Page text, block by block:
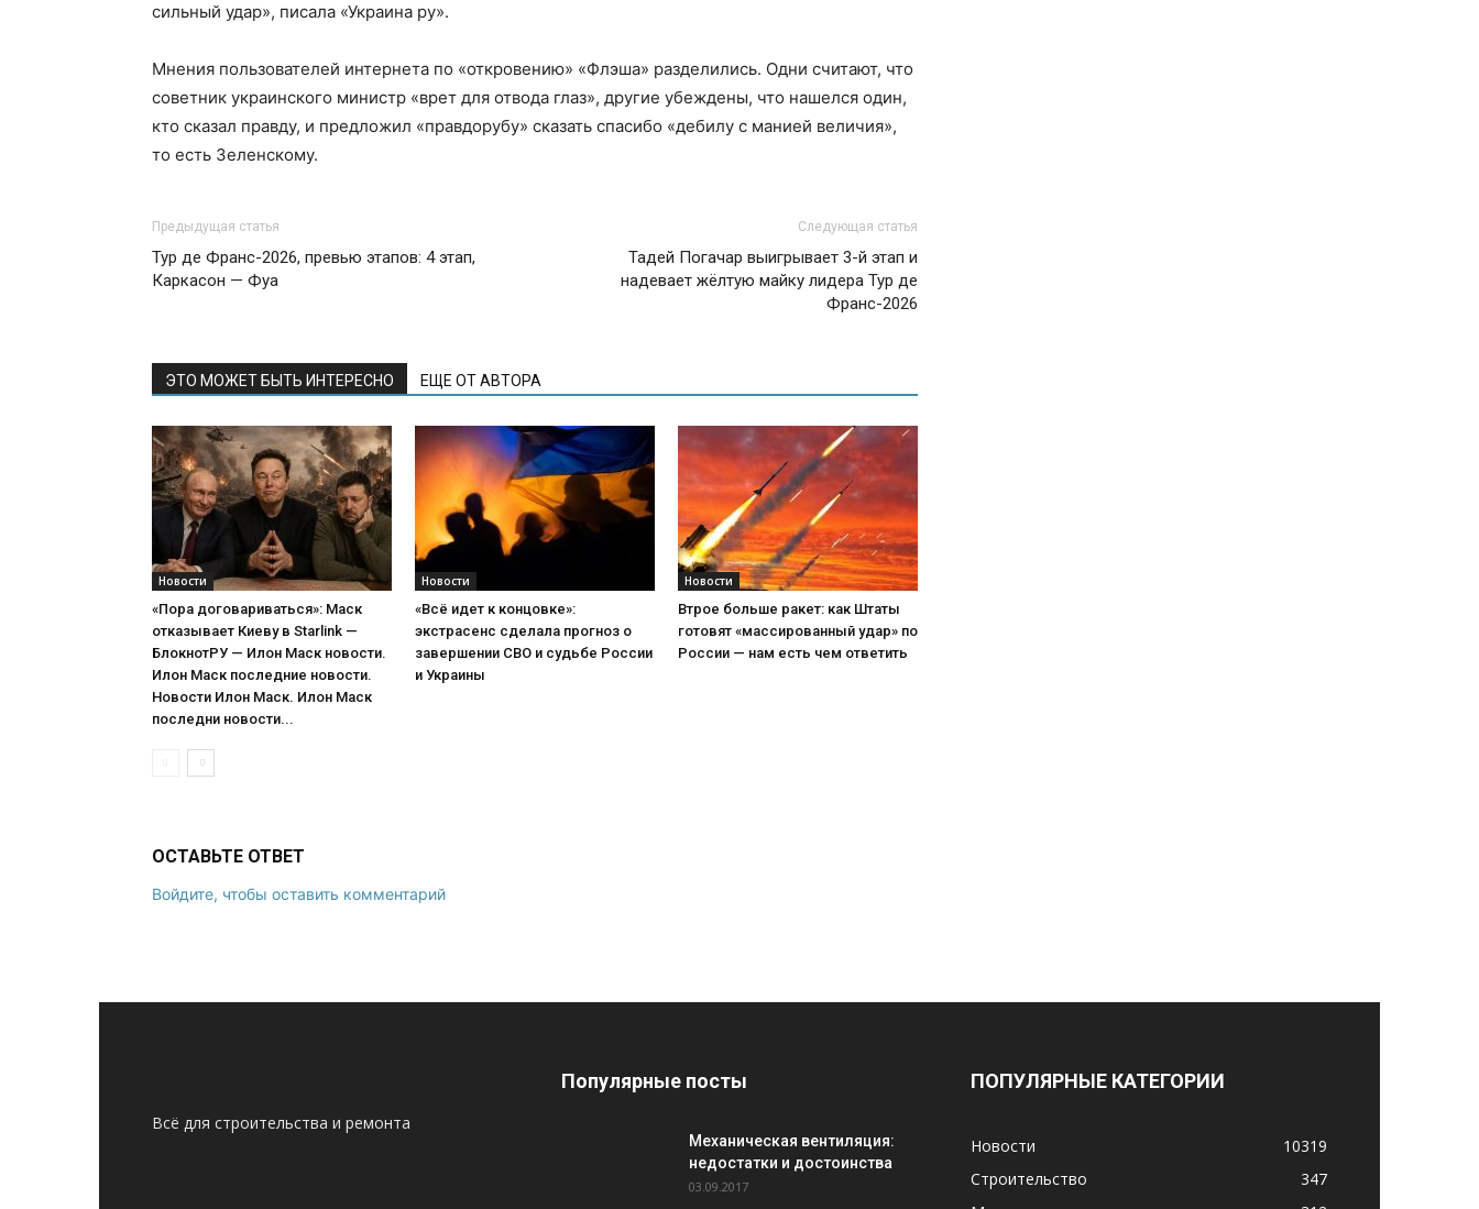
сильный удар», писала «Украина ру».
Мнения пользователей интернета по «откровению» «Флэша» разделились. Одни считают, что
советник украинского министр «врет для отвода глаз», другие убеждены, что нашелся один,
кто сказал правду, и предложил «правдорубу» сказать спасибо «дебилу с манией величия»,
то есть Зеленскому.
Предыдущая статья
Тур де Франс-2026, превью этапов: 4 этап,
Каркасон — Фуа
Следующая статья
Тадей Погачар выигрывает 3-й этап и
надевает жёлтую майку лидера Тур де
Франс-2026
ЭТО МОЖЕТ БЫТЬ ИНТЕРЕСНО ЕЩЕ ОТ АВТОРА
Новости
«Пора договариваться»: Маск
отказывает Киеву в Starlink —
БлокнотРУ — Илон Маск новости.
Илон Маск последние новости.
Новости Илон Маск. Илон Маск
последни новости...
Новости
«Всё идет к концовке»:
экстрасенс сделала прогноз о
завершении СВО и судьбе России
и Украины
Новости
Втрое больше ракет: как Штаты
готовят «массированный удар» по
России — нам есть чем ответить
ОСТАВЬТЕ ОТВЕТ
Войдите, чтобы оставить комментарий
Всё для строительства и ремонта
Популярные посты
Механическая вентиляция:
недостатки и достоинства
03.09.2017
ПОПУЛЯРНЫЕ КАТЕГОРИИ
Новости
10319
Строительство
347